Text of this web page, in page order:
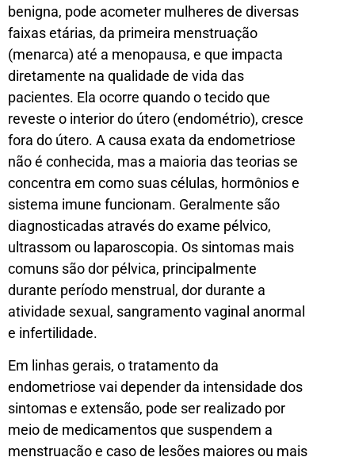
benigna, pode acometer mulheres de diversas
faixas etárias, da primeira menstruação
(menarca) até a menopausa, e que impacta
diretamente na qualidade de vida das
pacientes. Ela ocorre quando o tecido que
reveste o interior do útero (endométrio), cresce
fora do útero. A causa exata da endometriose
não é conhecida, mas a maioria das teorias se
concentra em como suas células, hormônios e
sistema imune funcionam. Geralmente são
diagnosticadas através do exame pélvico,
ultrassom ou laparoscopia. Os sintomas mais
comuns são dor pélvica, principalmente
durante período menstrual, dor durante a
atividade sexual, sangramento vaginal anormal
e infertilidade.
Em linhas gerais, o tratamento da
endometriose vai depender da intensidade dos
sintomas e extensão, pode ser realizado por
meio de medicamentos que suspendem a
menstruação e caso de lesões maiores ou mais